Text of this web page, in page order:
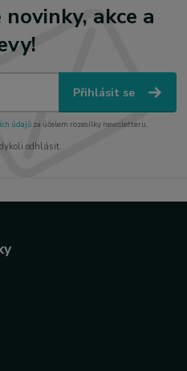
akce a
Přihlásit se
údajůza účelem rozesílky newsletteru.
odhlásit.